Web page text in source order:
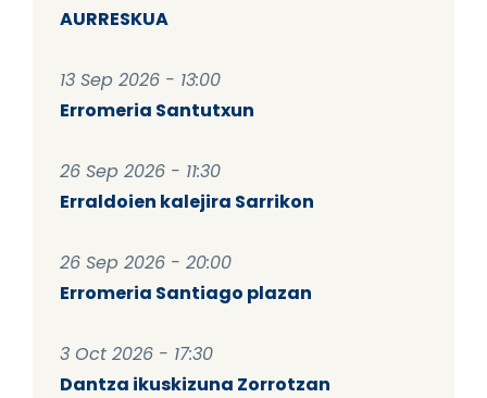
AURRESKUA
13 Sep 2026 - 13:00
Erromeria Santutxun
26 Sep 2026 - 11:30
Erraldoien kalejira Sarrikon
26 Sep 2026 - 20:00
Erromeria Santiago plazan
3 Oct 2026 - 17:30
Dantza ikuskizuna Zorrotzan